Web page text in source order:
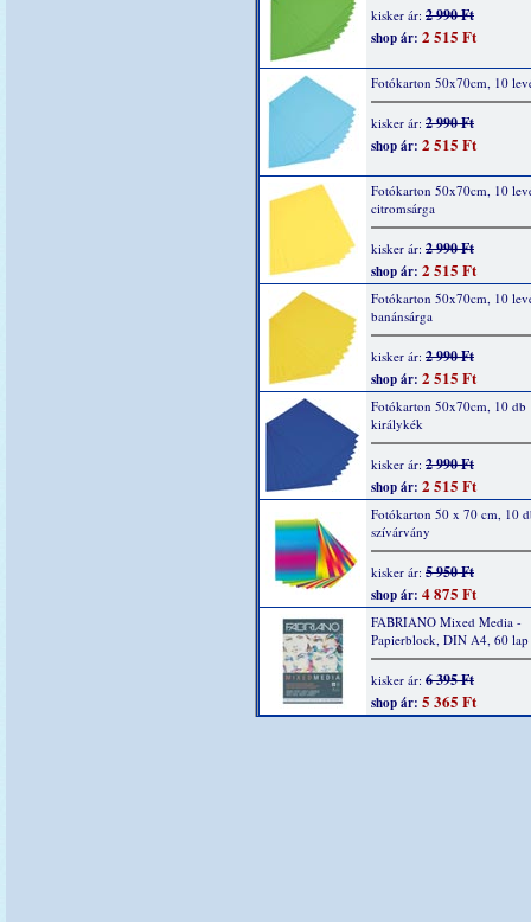
kisker ár: 2 990 Ft
shop ár: 2 515 Ft
Fotókarton 50x70cm, 10
kisker ár: 2 990 Ft
shop ár: 2 515 Ft
Fotókarton 50x70cm, 10
citromsárga
kisker ár: 2 990 Ft
shop ár: 2 515 Ft
Fotókarton 50x70cm, 10
banánsárga
kisker ár: 2 990 Ft
shop ár: 2 515 Ft
Fotókarton 50x70cm, 10 db
királykék
kisker ár: 2 990 Ft
shop ár: 2 515 Ft
Fotókarton 50 x 70 cm, 10
szívárvány
kisker ár: 5 950 Ft
shop ár: 4 875 Ft
FABRIANO Mixed Media -
Papierblock, DIN A4, 60 lap
kisker ár: 6 395 Ft
shop ár: 5 365 Ft